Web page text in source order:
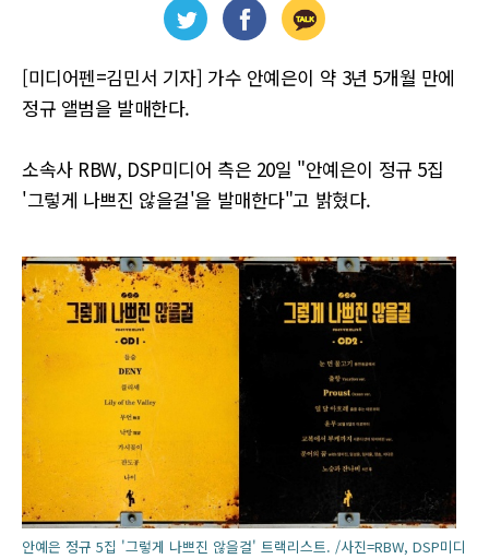
[미디어펜=김민서 기자] 가수 안예은이 약 3년 5개월 만에
정규 앨범을 발매한다.
소속사 RBW, DSP미디어 측은 20일 "안예은이 정규 5집
'그렇게 나쁘진 않을걸'을 발매한다"고 밝혔다.
안예은 정규 5집 '그렇게 나쁘진 않을걸' 트랙리스트. /사진=RBW, DSP미디